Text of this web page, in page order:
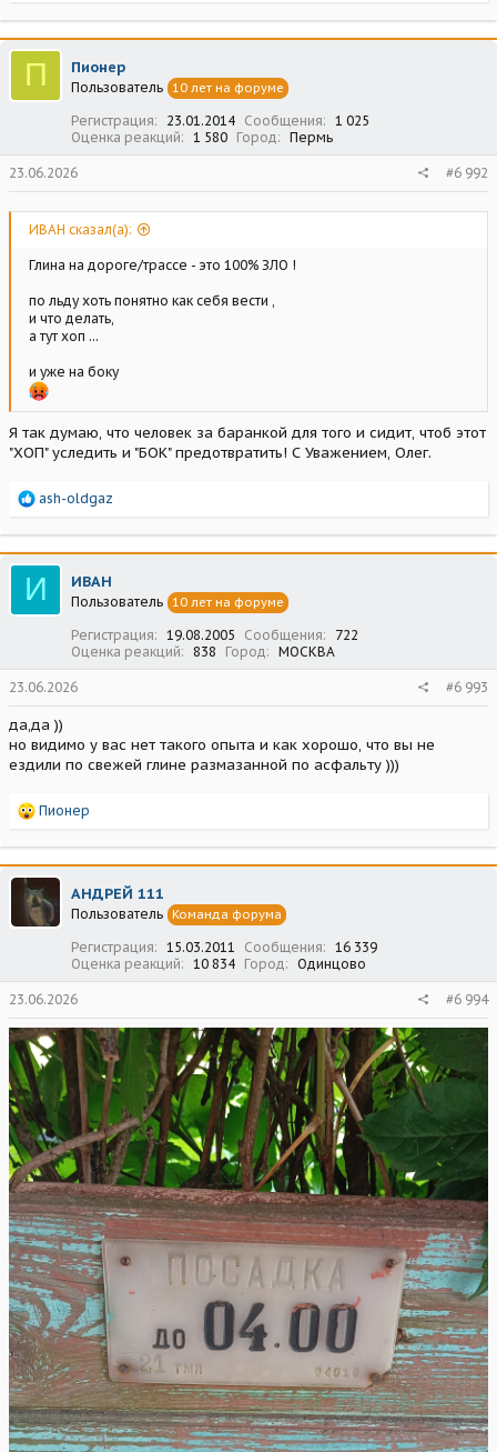
а
к
ц
и
и
П Пионер
Пользователь 10 лет на форуме
Регистрация 23.01.2014 Сообщения
1 025
Оценка реакций
1 580 Город Пермь
23.06.2026 #6 992
ИВАН сказал(а):
Глина на дороге/трассе - это 100% ЗЛО !
по льду хоть понятно как себя вести ,
и что делать,
а тут хоп ...
и уже на боку
Я так думаю, что человек за баранкой для того и сидит, чтоб этот
"ХОП" уследить и "БОК" предотвратить! С Уважением, Олег.
Р
а
к
ц
и
и
ash-oldgaz
И ИВАН
Пользователь 10 лет на форуме
Регистрация 19.08.2005 Сообщения
722
Оценка реакций
838 Город МОСКВА
23.06.2026 #6 993
да,да ))
но видимо у вас нет такого опыта и как хорошо, что вы не
ездили по свежей глине размазанной по асфальту )))
Р
а
к
ц
и
и
Пионер
АНДРЕЙ 111
Пользователь Команда форума
Регистрация 15.03.2011 Сообщения
16 339
Оценка реакций
10 834 Город Одинцово
23.06.2026 #6 994